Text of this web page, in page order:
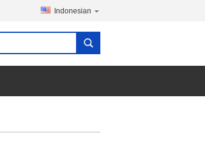
Indonesian